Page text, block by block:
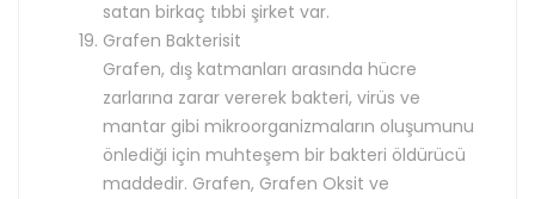
satan birkaç tıbbi şirket var.
Grafen Bakterisit
Grafen, dış katmanları arasında hücre
zarlarına zarar vererek bakteri, virüs ve
mantar gibi mikroorganizmaların oluşumunu
önlediği için muhteşem bir bakteri öldürücü
maddedir. Grafen, Grafen Oksit ve